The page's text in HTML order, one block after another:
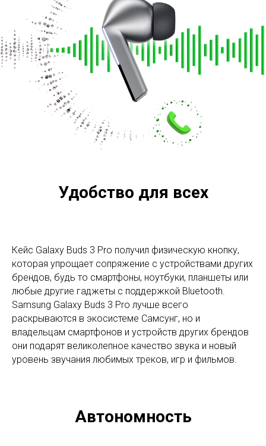
Удобство для всех
Кейс Galaxy Buds 3 Pro получил физическую кнопку,
которая упрощает сопряжение с устройствами других
брендов, будь то смартфоны, ноутбуки, планшеты или
любые другие гаджеты с поддержкой Bluetooth.
Samsung Galaxy Buds 3 Pro лучше всего
раскрываются в экосистеме Самсунг, но и
владельцам смартфонов и устройств других брендов
они подарят великолепное качество звука и новый
уровень звучания любимых треков, игр и фильмов.
Автономность